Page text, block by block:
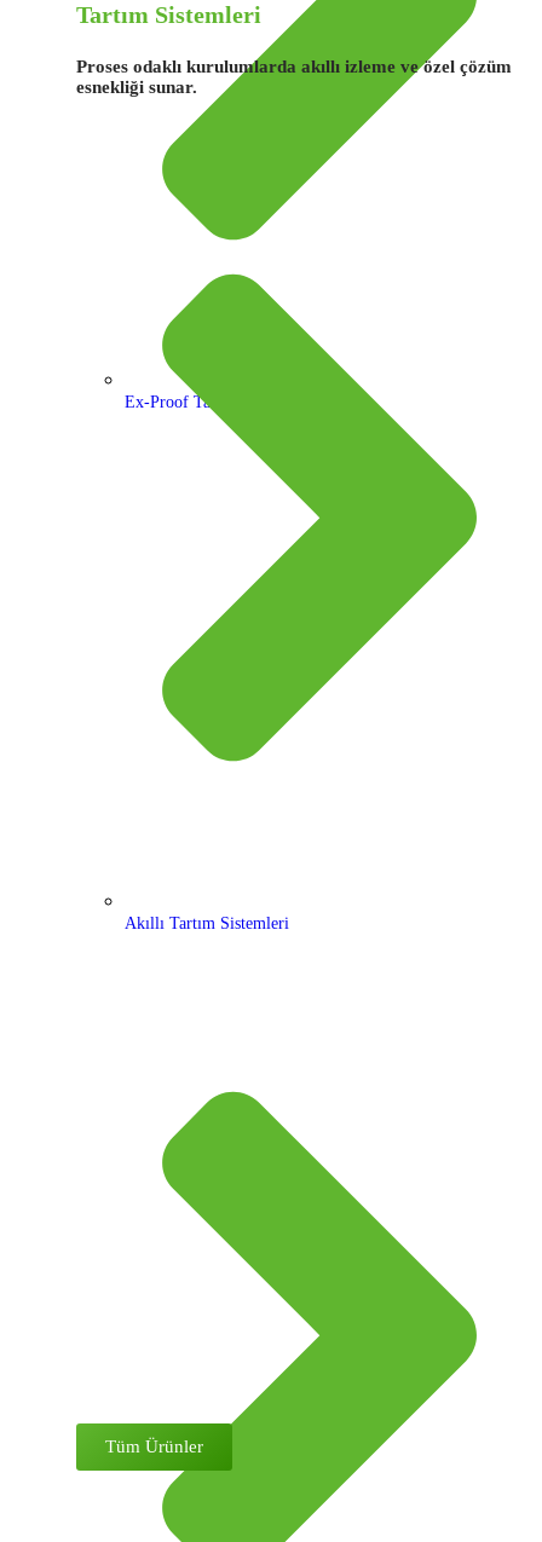
Ex-Proof Tartım İndikatörleri
Tartım Sistemleri
Proses odaklı kurulumlarda akıllı izleme ve özel çözüm
esnekliği sunar.
Akıllı Tartım Sistemleri
Tüm Ürünler